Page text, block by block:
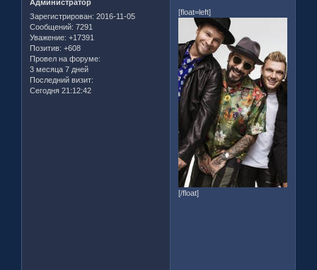
Администратор
Зарегистрирован: 2016-11-05
Сообщений: 7291
Уважение: +17391
Позитив: +608
Провел на форуме:
3 месяца 7 дней
Последний визит:
Сегодня 21:12:42
[float=left]
[/float]